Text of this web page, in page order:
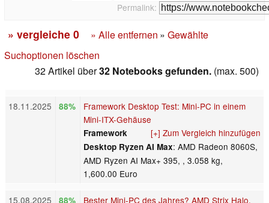
Permalink:
» vergleiche 0 » Alle entfernen » Gewählte
Suchoptionen löschen
32 Artikel über32 Notebooks gefunden. (max. 500)
18.11.2025 88%
Framework Desktop Test: Mini-PC in einem
Mini-ITX-Gehäuse
[+] Zum Vergleich hinzufügen
Framework
Desktop Ryzen AI Max: AMD Radeon 8060S,
AMD Ryzen AI Max+ 395, , 3.058 kg,
1,600.00 Euro
15.08.2025 88%
Bester Mini-PC des Jahres? AMD Strix Halo,